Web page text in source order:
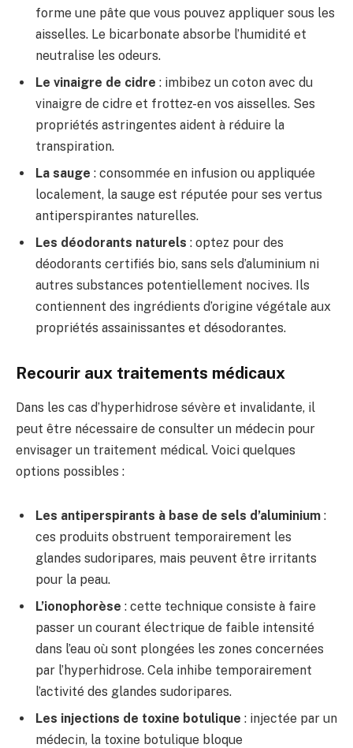
forme une pâte que vous pouvez appliquer sous les
aisselles. Le bicarbonate absorbe l’humidité et
neutralise les odeurs.
Le vinaigre de cidre : imbibez un coton avec du
vinaigre de cidre et frottez-en vos aisselles. Ses
propriétés astringentes aident à réduire la
transpiration.
La sauge : consommée en infusion ou appliquée
localement, la sauge est réputée pour ses vertus
antiperspirantes naturelles.
Les déodorants naturels : optez pour des
déodorants certifiés bio, sans sels d’aluminium ni
autres substances potentiellement nocives. Ils
contiennent des ingrédients d’origine végétale aux
propriétés assainissantes et désodorantes.
Recourir aux traitements médicaux
Dans les cas d’hyperhidrose sévère et invalidante, il
peut être nécessaire de consulter un médecin pour
envisager un traitement médical. Voici quelques
options possibles :
Les antiperspirants à base de sels d’aluminium :
ces produits obstruent temporairement les
glandes sudoripares, mais peuvent être irritants
pour la peau.
L’ionophorèse : cette technique consiste à faire
passer un courant électrique de faible intensité
dans l’eau où sont plongées les zones concernées
par l’hyperhidrose. Cela inhibe temporairement
l’activité des glandes sudoripares.
Les injections de toxine botulique : injectée par un
médecin, la toxine botulique bloque